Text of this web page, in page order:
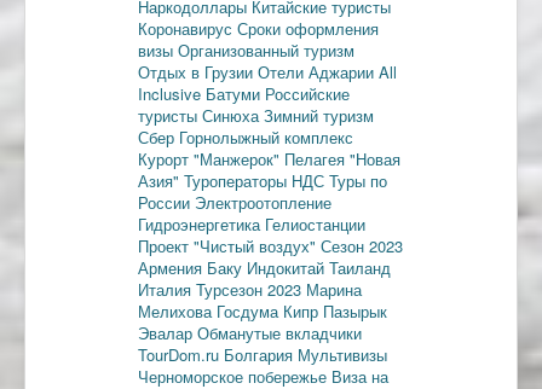
Наркодоллары Китайские туристы
Коронавирус Сроки оформления
визы Организованный туризм
Отдых в Грузии Отели Аджарии All
Inclusive Батуми Российские
туристы Синюха Зимний туризм
Сбер Горнолыжный комплекс
Курорт "Манжерок" Пелагея "Новая
Азия" Туроператоры НДС Туры по
России Электроотопление
Гидроэнергетика Гелиостанции
Проект "Чистый воздух" Сезон 2023
Армения Баку Индокитай Таиланд
Италия Турсезон 2023 Марина
Мелихова Госдума Кипр Пазырык
Эвалар Обманутые вкладчики
TourDom.ru Болгария Мультивизы
Черноморское побережье Виза на